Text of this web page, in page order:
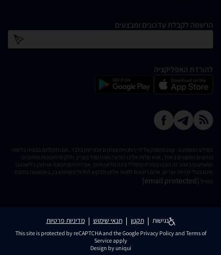
הרשמה לקבלת עדכונים ומבצעים
להורדת האפליקציה
המידע המופיע ב- zap מסופק על ידי החנויות עצמן ובאחריותן בלבד. אם נתקלתם בבעיה כלשהי
בנתונים המוצגים באתר, אנא שלחו אלינו הודעה ואנו נטפל בעניין. חלק מהתמונות והתכנים
המופיעים באתר זה הוכנו בעזרת מחוללי בינה מלאכותית. אם זיהיתם תמונה או תוכן כלשהו בו
אתם בעלי זכויות יוצרים, אתם רשאים לפנות אלינו ולבקש לחדול משימוש בו, באמצעות כתובת
המייל [email protected]
נגישות תקנון תנאי שימוש מדיניות פרטיות
This site is protected by reCAPTCHA and the Google Privacy Policyand Terms of
Serviceapply
Design by uniqui